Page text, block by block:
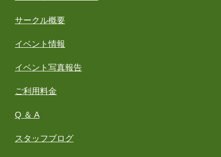
サークル概要
イベント情報
イベント写真報告
ご利用料金
Q ＆ A
スタッフブログ